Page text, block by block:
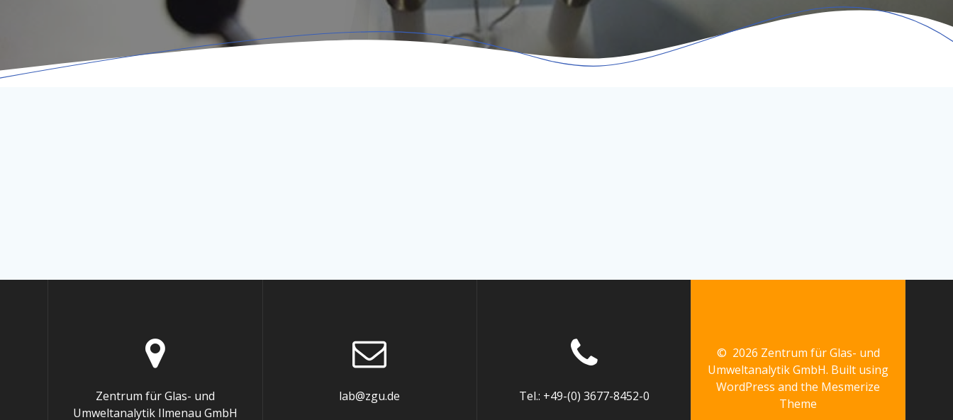
Zentrum für Glas- und
Umweltanalytik Ilmenau GmbH
lab@zgu.de Tel.: +49-(0) 3677-8452-0
© 2026 Zentrum für Glas- und
Umweltanalytik GmbH. Built using
WordPress and the Mesmerize
Theme